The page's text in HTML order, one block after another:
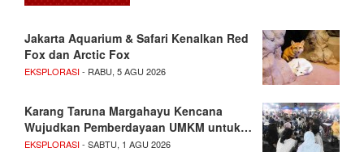
Jakarta Aquarium & Safari Kenalkan Red
Fox dan Arctic Fox
EKSPLORASI- RABU, 5 AGU 2026
Karang Taruna Margahayu Kencana
Wujudkan Pemberdayaan UMKM untuk…
EKSPLORASI- SABTU, 1 AGU 2026